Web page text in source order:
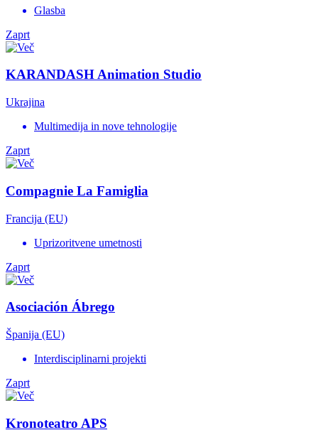
Glasba
Zaprt
KARANDASH Animation Studio
Ukrajina
Multimedija in nove tehnologije
Zaprt
Compagnie La Famiglia
Francija (EU)
Uprizoritvene umetnosti
Zaprt
Asociación Ábrego
Španija (EU)
Interdisciplinarni projekti
Zaprt
Kronoteatro APS